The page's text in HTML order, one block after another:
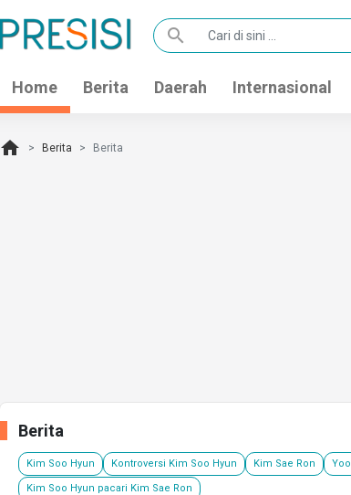
search
Home Berita Daerah Internasional
home Berita Berita
Berita
Kim Soo Hyun Kontroversi Kim Soo Hyun Kim Sae Ron
Kim Soo Hyun pacari Kim Sae Ron